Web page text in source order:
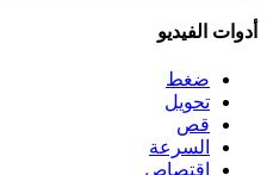
أدوات الفيديو
ضغط
تحويل
قص
السرعة
اقتصاص